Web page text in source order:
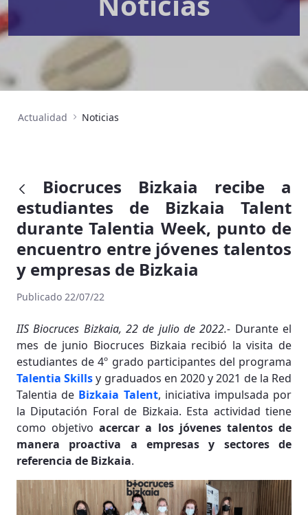
Actualidad Noticias
Biocruces Bizkaia recibe a
estudiantes de Bizkaia Talent
durante Talentia Week, punto de
encuentro entre jóvenes talentos
y empresas de Bizkaia
Publicado 22/07/22
IIS Biocruces Bizkaia, 22 de julio de 2022.- Durante el
mes de junio Biocruces Bizkaia recibió la visita de
estudiantes de 4º grado participantes del programa
Talentia Skillsy graduados en 2020 y 2021 de la Red
Talentia de Bizkaia Talent, iniciativa impulsada por
la Diputación Foral de Bizkaia. Esta actividad tiene
como objetivoacercar a los jóvenes talentos de
manera proactiva a empresas y sectores de
referencia de Bizkaia.